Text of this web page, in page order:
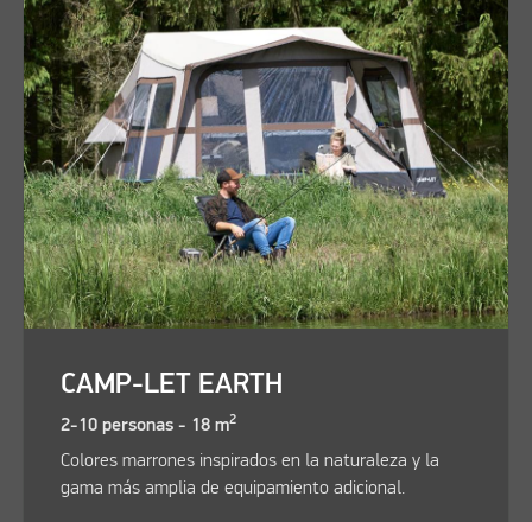
CAMP-LET EARTH
2-10 personas - 18 m2
Colores marrones inspirados en la naturaleza y la
gama más amplia de equipamiento adicional.